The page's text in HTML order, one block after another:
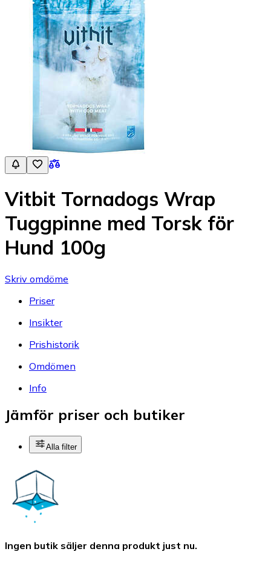
Vitbit Tornadogs Wrap
Tuggpinne med Torsk för
Hund 100g
Skriv omdöme
Priser
Insikter
Prishistorik
Omdömen
Info
Jämför priser och butiker
Alla filter
Ingen butik säljer denna produkt just nu.